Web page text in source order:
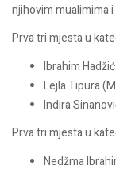
njihovim mualimima
Prva tri mjesta u
Ibrahim
Lejla Tipura
Indira
Prva tri mjesta u
Nedžma